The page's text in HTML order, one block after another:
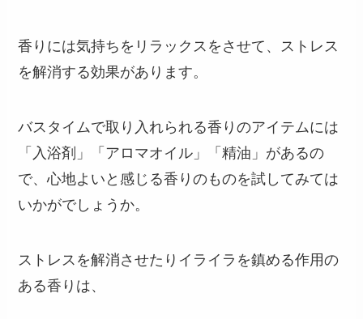
香りには気持ちをリラックスをさせて、ストレス
を解消する効果があります。
バスタイムで取り入れられる香りのアイテムには
「入浴剤」「アロマオイル」「精油」があるの
で、心地よいと感じる香りのものを試してみては
いかがでしょうか。
ストレスを解消させたりイライラを鎮める作用の
ある香りは、